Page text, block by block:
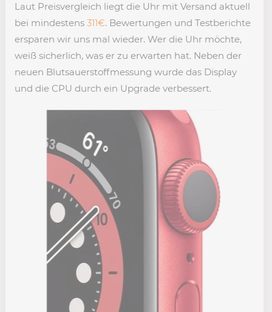
Laut Preisvergleich liegt die Uhr mit Versand aktuell
bei mindestens 311€. Bewertungen und Testberichte
ersparen wir uns mal wieder. Wer die Uhr möchte,
weiß sicherlich, was er zu erwarten hat. Neben der
neuen Blutsauerstoffmessung wurde das Display
und die CPU durch ein Upgrade verbessert.